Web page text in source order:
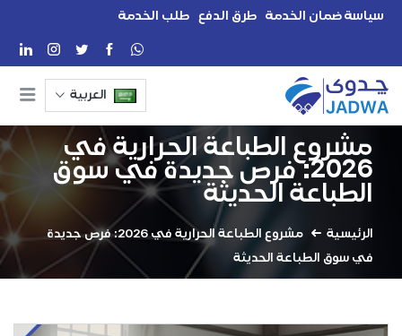
سياسة ضمان الخدمة طرق الدفع طلب الخدمة
العربية
مشروع الطباعة الحرارية في
2026: فرص جديدة في سوق
الطباعة الحديثة
الرئيسية
مشروع الطباعة الحرارية في 2026: فرص جديدة
في سوق الطباعة الحديثة